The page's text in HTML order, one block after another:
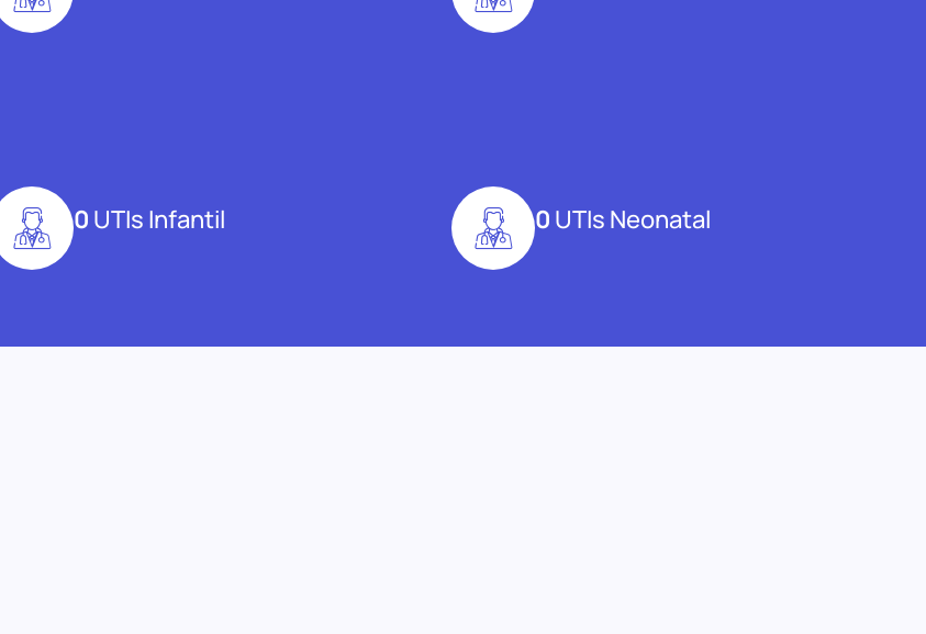
0 UTIs Infantil 0 UTIs Neonatal